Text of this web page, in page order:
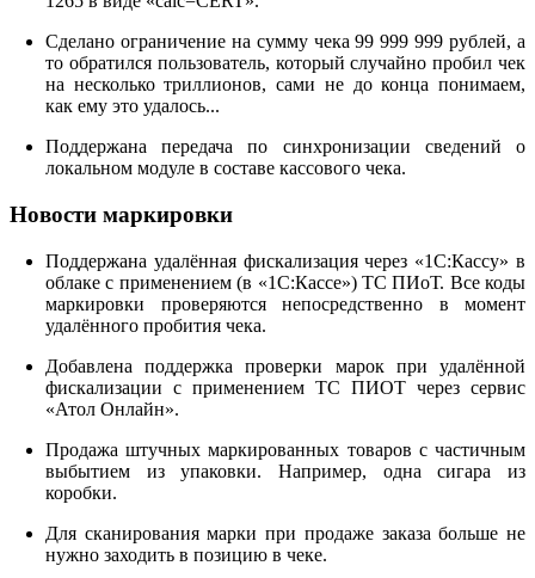
Сделано ограничение на сумму чека 99 999 999 рублей, а
то обратился пользователь, который случайно пробил чек
на несколько триллионов, сами не до конца понимаем,
как ему это удалось...
Поддержана передача по синхронизации сведений о
локальном модуле в составе кассового чека.
Новости маркировки
Поддержана удалённая фискализация через «1С:Кассу» в
облаке с применением (в «1С:Кассе») ТС ПИоТ. Все коды
маркировки проверяются непосредственно в момент
удалённого пробития чека.
Добавлена поддержка проверки марок при удалённой
фискализации с применением ТС ПИОТ через сервис
«Атол Онлайн».
Продажа штучных маркированных товаров с частичным
выбытием из упаковки. Например, одна сигара из
коробки.
Для сканирования марки при продаже заказа больше не
нужно заходить в позицию в чеке.